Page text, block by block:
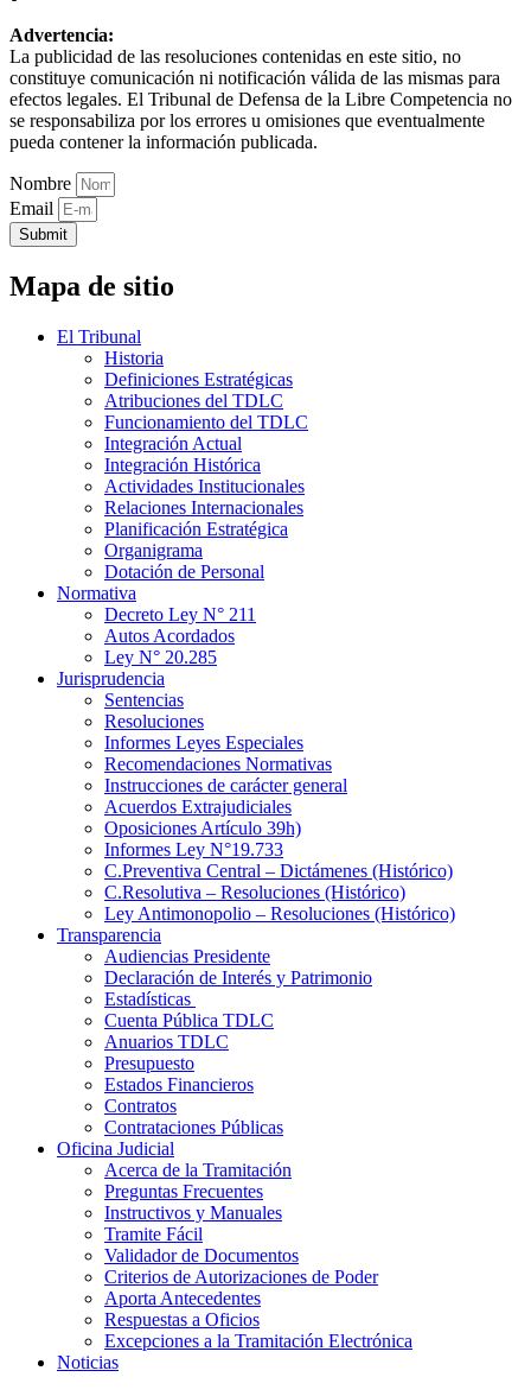
Advertencia:
La publicidad de las resoluciones contenidas en este sitio, no
constituye comunicación ni notificación válida de las mismas para
efectos legales. El Tribunal de Defensa de la Libre Competencia no
se responsabiliza por los errores u omisiones que eventualmente
pueda contener la información publicada.
Nombre
Email
Submit
Mapa de sitio
El Tribunal
Historia
Definiciones Estratégicas
Atribuciones del TDLC
Funcionamiento del TDLC
Integración Actual
Integración Histórica
Actividades Institucionales
Relaciones Internacionales
Planificación Estratégica
Organigrama
Dotación de Personal
Normativa
Decreto Ley N° 211
Autos Acordados
Ley N° 20.285
Jurisprudencia
Sentencias
Resoluciones
Informes Leyes Especiales
Recomendaciones Normativas
Instrucciones de carácter general
Acuerdos Extrajudiciales
Oposiciones Artículo 39h)
Informes Ley N°19.733
C.Preventiva Central – Dictámenes (Histórico)
C.Resolutiva – Resoluciones (Histórico)
Ley Antimonopolio – Resoluciones (Histórico)
Transparencia
Audiencias Presidente
Declaración de Interés y Patrimonio
Estadísticas
Cuenta Pública TDLC
Anuarios TDLC
Presupuesto
Estados Financieros
Contratos
Contrataciones Públicas
Oficina Judicial
Acerca de la Tramitación
Preguntas Frecuentes
Instructivos y Manuales
Tramite Fácil
Validador de Documentos
Criterios de Autorizaciones de Poder
Aporta Antecedentes
Respuestas a Oficios
Excepciones a la Tramitación Electrónica
Noticias